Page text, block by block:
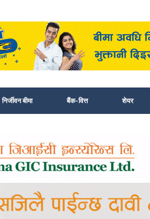
निर्जीवन बीमा बैंक-वित्त शेयर